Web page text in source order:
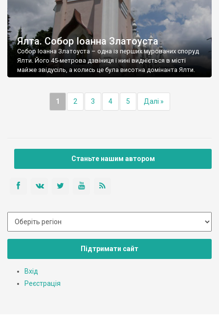
Ялта. Собор Іоанна Златоуста
Собор Іоанна Златоуста – одна із перших мурованих споруд
Ялти. Його 45-метрова дзвіниця і нині видніється в місті
майже звідусіль, а колись це була висотна домінанта Ялти.
1 2 3 4 5 Далі »
Станьте нашим автором
Підтримати сайт
Вхід
Реєстрація